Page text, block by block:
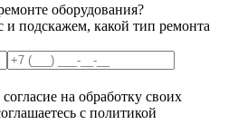
оборудования?
подскажем, какой тип ремонта
на обработку своих
с политикой